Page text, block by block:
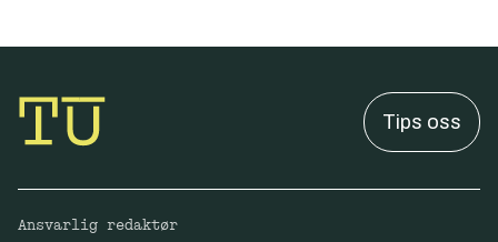
Tips oss
Ansvarlig redaktør